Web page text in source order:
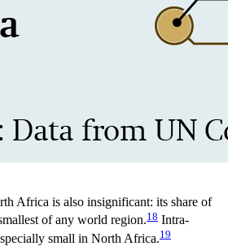
Africa is also insignificant: its share of
of any world region.18 Intra-
small in North Africa.19